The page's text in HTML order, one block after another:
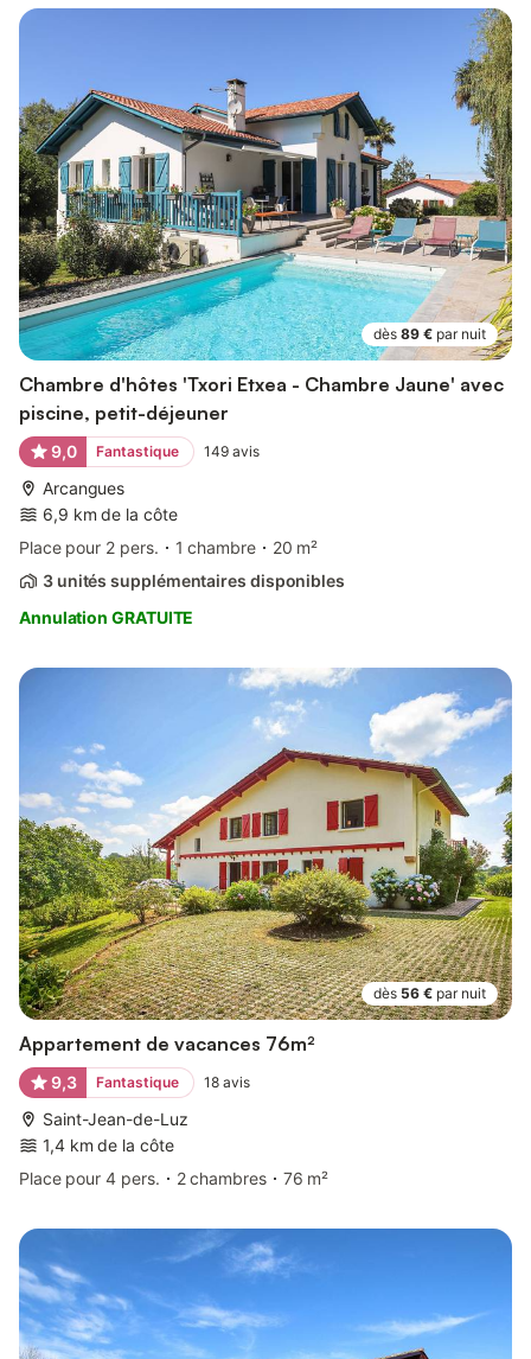
dès 89 € par nuit
Chambre d'hôtes 'Txori Etxea - Chambre Jaune' avec
piscine, petit-déjeuner
9,0 Fantastique 149 avis
Arcangues
6,9 km de la côte
Place pour 2 pers.
1 chambre
20 m²
3 unités supplémentaires disponibles
Annulation GRATUITE
dès 56 € par nuit
Appartement de vacances 76m²
9,3 Fantastique 18 avis
Saint-Jean-de-Luz
1,4 km de la côte
Place pour 4 pers.
2 chambres 76 m²